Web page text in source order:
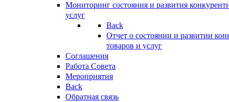
Мониторинг состояния и развития
услуг
Back
Отчет о состоянии и развитии
товаров и услуг
Соглашения
Работа Совета
Мероприятия
Back
Обратная связь